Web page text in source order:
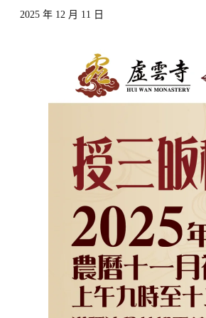
2025 年 12 月 11 日